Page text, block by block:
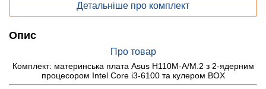
Детальніше про комплект
Опис
Про товар
Комплект: материнська плата Asus H110M-A/M.2 з 2-ядерним
процесором Intel Core i3-6100 та кулером BOX